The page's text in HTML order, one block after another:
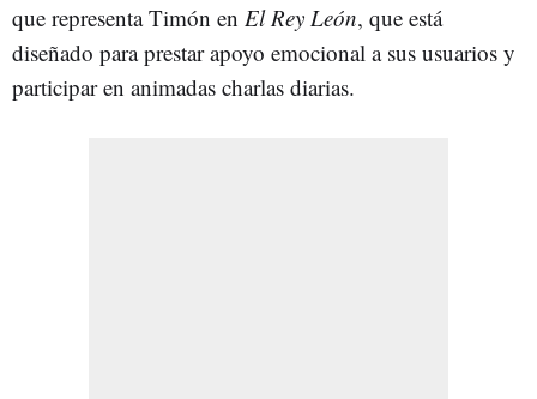
que representa Timón en El Rey León, que está
diseñado para prestar apoyo emocional a sus usuarios y
participar en animadas charlas diarias.